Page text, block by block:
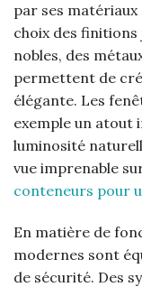
par ses
choix des finitions
nobles, des
permettent de
élégante. Les
exemple un atout
luminosité
vue imprenable
conteneurs pour
En matière de
modernes sont
de sécurité. Des